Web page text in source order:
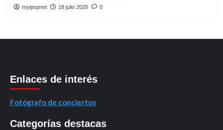
myipopnet 18 julio 2026 0
Enlaces de interés
Fotógrafo de conciertos
Categorías destacas